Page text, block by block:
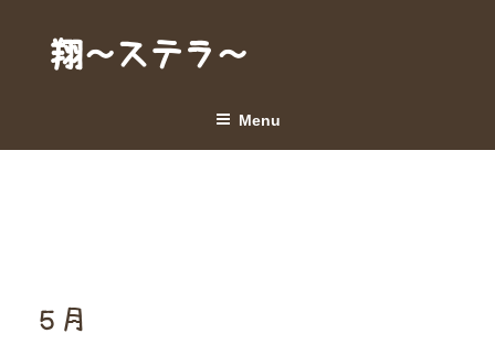
content翔～ステラ～
Menu
５月